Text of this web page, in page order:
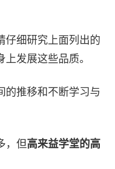
仔细研究上面列出的
发展这些品质。
的推移和不断学习与
，但高来益学堂的高